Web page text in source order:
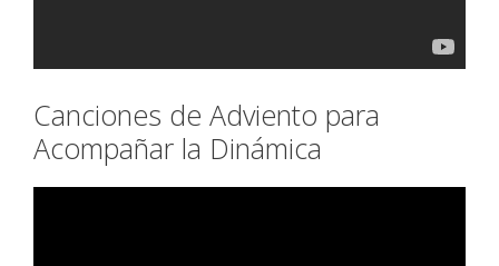
Canciones de Adviento para
Acompañar la Dinámica